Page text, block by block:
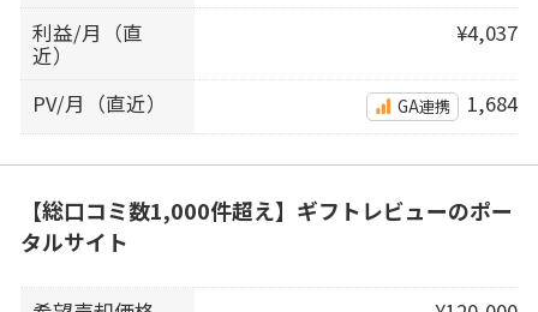
利益/月（直
近）
¥4,037
PV/月（直近） GA連携 1,684
【総口コミ数1,000件超え】ギフトレビューのポー
タルサイト